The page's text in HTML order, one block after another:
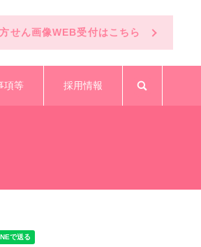
せん画像WEB受付はこちら
項等 採用情報 search